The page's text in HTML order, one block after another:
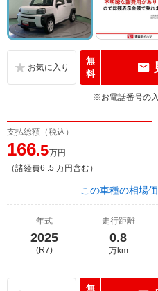
無
料
※お電話番号の
支払総額（税込）
166.5万円
（諸経費6 .5 万円含む）
この車種の相場
年式
2025
(R7)
走行距離
0.8
万km
無